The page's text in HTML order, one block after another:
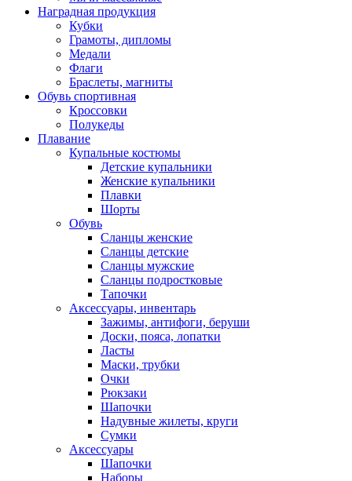
Наградная продукция
Кубки
Грамоты, дипломы
Медали
Флаги
Браслеты, магниты
Обувь спортивная
Кроссовки
Полукеды
Плавание
Купальные костюмы
Детские купальники
Женские купальники
Плавки
Шорты
Обувь
Сланцы женские
Сланцы детские
Сланцы мужские
Сланцы подростковые
Тапочки
Аксессуары, инвентарь
Зажимы, антифоги, беруши
Доски, пояса, лопатки
Ласты
Маски, трубки
Очки
Рюкзаки
Шапочки
Надувные жилеты, круги
Сумки
Аксессуары
Шапочки
Наборы